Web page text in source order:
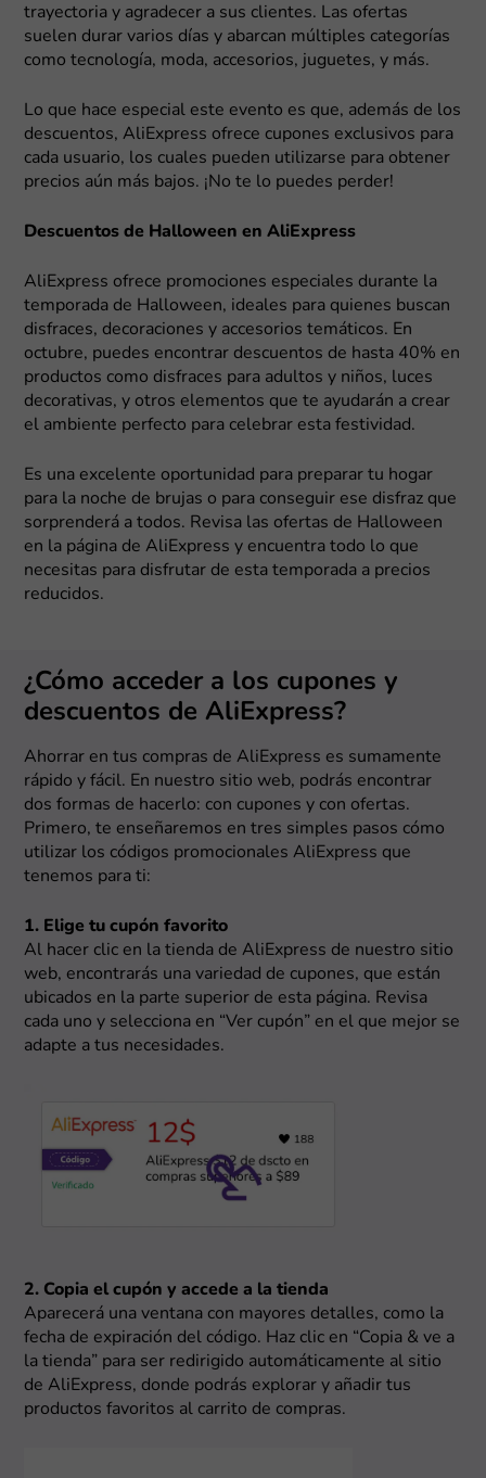
trayectoria y agradecer a sus clientes. Las ofertas
suelen durar varios días y abarcan múltiples categorías
como tecnología, moda, accesorios, juguetes, y más.
Lo que hace especial este evento es que, además de los
descuentos, AliExpress ofrece cupones exclusivos para
cada usuario, los cuales pueden utilizarse para obtener
precios aún más bajos. ¡No te lo puedes perder!
Descuentos de Halloween en AliExpress
AliExpress ofrece promociones especiales durante la
temporada de Halloween, ideales para quienes buscan
disfraces, decoraciones y accesorios temáticos. En
octubre, puedes encontrar descuentos de hasta 40% en
productos como disfraces para adultos y niños, luces
decorativas, y otros elementos que te ayudarán a crear
el ambiente perfecto para celebrar esta festividad.
Es una excelente oportunidad para preparar tu hogar
para la noche de brujas o para conseguir ese disfraz que
sorprenderá a todos. Revisa las ofertas de Halloween
en la página de AliExpress y encuentra todo lo que
necesitas para disfrutar de esta temporada a precios
reducidos.
¿Cómo acceder a los cupones y
descuentos de AliExpress?
Ahorrar en tus compras de AliExpress es sumamente
rápido y fácil. En nuestro sitio web, podrás encontrar
dos formas de hacerlo: con cupones y con ofertas.
Primero, te enseñaremos en tres simples pasos cómo
utilizar los códigos promocionales AliExpress que
tenemos para ti:
1. Elige tu cupón favorito
Al hacer clic en la tienda de AliExpress de nuestro sitio
web, encontrarás una variedad de cupones, que están
ubicados en la parte superior de esta página. Revisa
cada uno y selecciona en “Ver cupón” en el que mejor se
adapte a tus necesidades.
2. Copia el cupón y accede a la tienda
Aparecerá una ventana con mayores detalles, como la
fecha de expiración del código. Haz clic en “Copia & ve a
la tienda” para ser redirigido automáticamente al sitio
de AliExpress, donde podrás explorar y añadir tus
productos favoritos al carrito de compras.